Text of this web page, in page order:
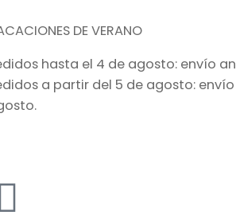
DE VERANO
hasta el 4 de agosto: envío
a partir del 5 de agosto: